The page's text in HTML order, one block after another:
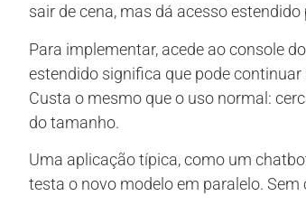
sair de cena, mas dá acesso
Para implementar, acede ao console
estendido significa que pode
Custa o mesmo que o uso normal:
do tamanho.
Uma aplicação típica, como um
testa o novo modelo em paralelo.